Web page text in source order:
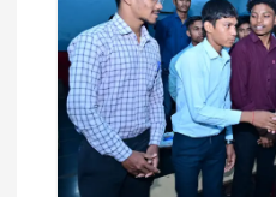
g
a
t